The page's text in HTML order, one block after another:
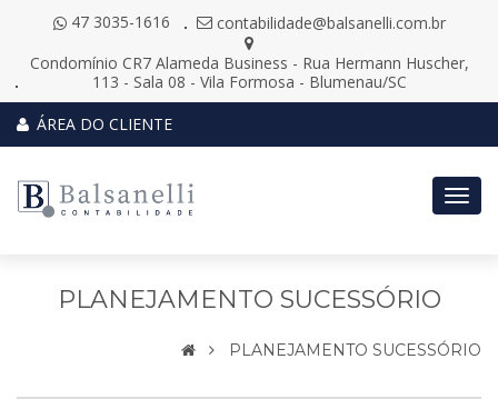
47 3035-1616
contabilidade@balsanelli.com.br
Condomínio CR7 Alameda Business - Rua Hermann Huscher,
113 - Sala 08 - Vila Formosa - Blumenau/SC
ÁREA DO CLIENTE
PLANEJAMENTO SUCESSÓRIO
PLANEJAMENTO SUCESSÓRIO